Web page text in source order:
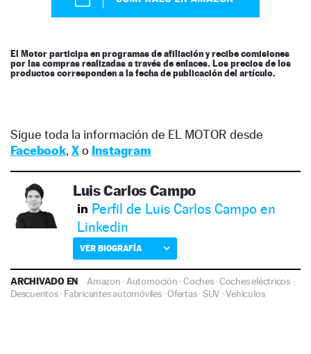
El Motor participa en programas de afiliación y recibe comisiones
por las compras realizadas a través de enlaces. Los precios de los
productos corresponden a la fecha de publicación del artículo.
Sigue toda la información de EL MOTOR desde
Facebook, Xo Instagram
Luis Carlos Campo
Perfil de Luis Carlos Campo en
Linkedin
VER BIOGRAFÍA
ARCHIVADO EN Amazon · Automoción ·Coches·Coches eléctricos ·
Descuentos· Fabricantes automóviles·Ofertas·SUV ·Vehículos